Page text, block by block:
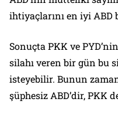
ihtiyaçlarını en iyi ABD
Sonuçta PKK ve
silahı veren bir gün bu
isteyebilir. Bunun
şüphesiz ABD’dir, PKK